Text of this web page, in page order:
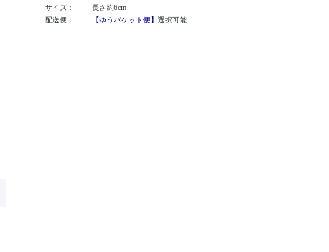
サイズ：
長さ約6cm
配送便：
【ゆうパケット便】選択可能